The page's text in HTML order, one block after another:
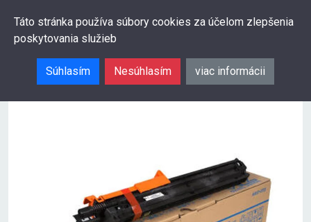
Táto stránka používa súbory cookies za účelom zlepšenia
poskytovania služieb
Súhlasím Nesúhlasím viac informácii